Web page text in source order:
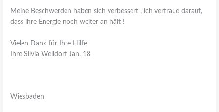
Meine Beschwerden haben sich verbessert , ich vertraue darauf,
dass ihre Energie noch weiter an hält !
Vielen Dank für Ihre Hilfe
Ihre Silvia Welldorf Jan. 18
Wiesbaden